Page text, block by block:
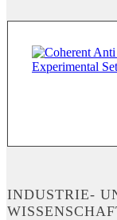
INDUSTRIE-